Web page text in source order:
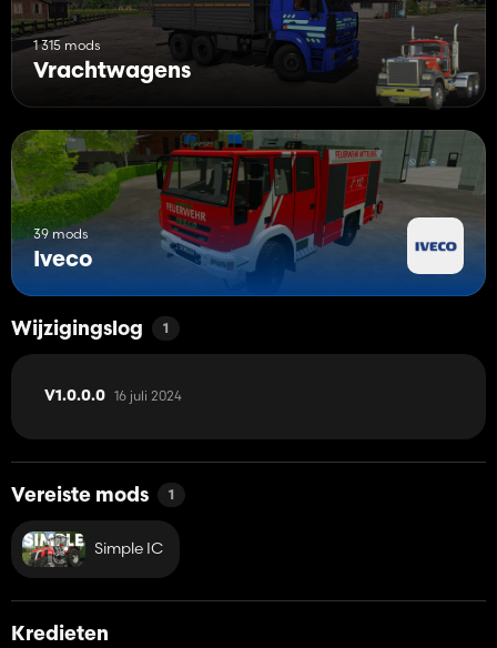
1 315 mods
Vrachtwagens
39 mods
Iveco
Wijzigingslog 1
V1.0.0.0 16 juli 2024
Vereiste mods 1
Simple IC
Kredieten